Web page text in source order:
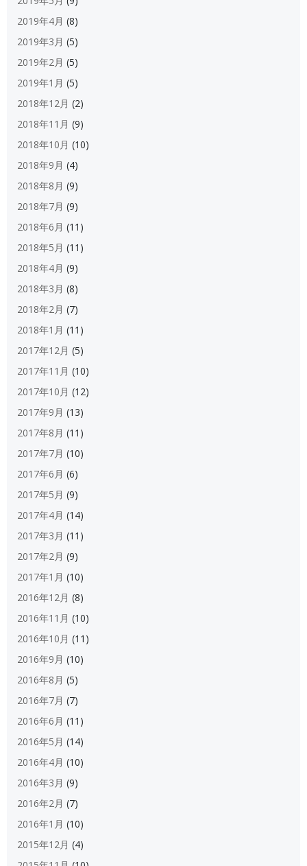
2019年4月 (8)
2019年3月 (5)
2019年2月 (5)
2019年1月 (5)
2018年12月 (2)
2018年11月 (9)
2018年10月 (10)
2018年9月 (4)
2018年8月 (9)
2018年7月 (9)
2018年6月 (11)
2018年5月 (11)
2018年4月 (9)
2018年3月 (8)
2018年2月 (7)
2018年1月 (11)
2017年12月 (5)
2017年11月 (10)
2017年10月 (12)
2017年9月 (13)
2017年8月 (11)
2017年7月 (10)
2017年6月 (6)
2017年5月 (9)
2017年4月 (14)
2017年3月 (11)
2017年2月 (9)
2017年1月 (10)
2016年12月 (8)
2016年11月 (10)
2016年10月 (11)
2016年9月 (10)
2016年8月 (5)
2016年7月 (7)
2016年6月 (11)
2016年5月 (14)
2016年4月 (10)
2016年3月 (9)
2016年2月 (7)
2016年1月 (10)
2015年12月 (4)